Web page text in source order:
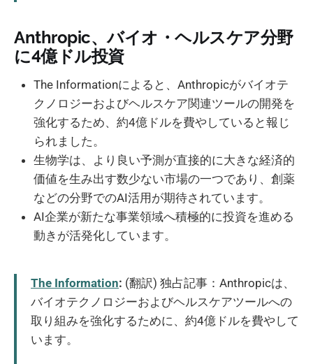
Anthropic、バイオ・ヘルスケア分野
に4億ドル投資
The Informationによると、Anthropicがバイオテ
クノロジーおよびヘルスケア関連ツールの開発を
強化するため、約4億ドルを費やしていると報じ
られました。
生物学は、より良い予測が直接的に大きな経済的
価値を生み出す数少ない市場の一つであり、創薬
などの分野でのAI活用が期待されています。
AI企業が新たな事業領域へ積極的に投資を進める
動きが活発化しています。
The Information: (翻訳) 独占記事：Anthropicは、
バイオテクノロジーおよびヘルスケアツールへの
取り組みを強化するために、約4億ドルを費やして
います。